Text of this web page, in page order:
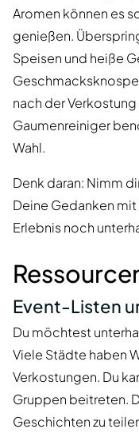
Aromen können es
genießen.
Speisen und heiße
nach der
Gaumenreiniger
Wahl.
Denk daran: Nimm
Deine Gedanken
Erlebnis noch
Event-Listen
Du möchtest
Viele Städte haben
Verkostungen. Du
Gruppen beitreten.
Geschichten zu